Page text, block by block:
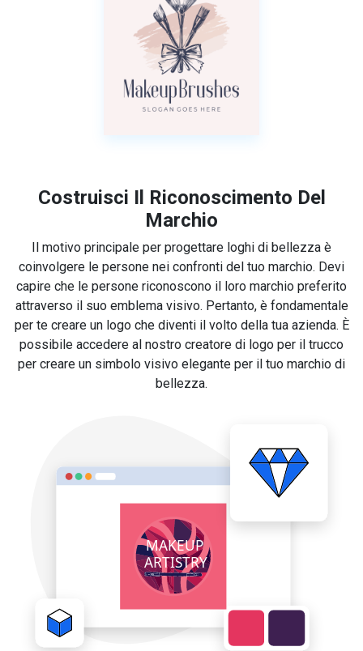
Costruisci Il Riconoscimento Del
Marchio
Il motivo principale per progettare loghi di bellezza è
coinvolgere le persone nei confronti del tuo marchio. Devi
capire che le persone riconoscono il loro marchio preferito
attraverso il suo emblema visivo. Pertanto, è fondamentale
per te creare un logo che diventi il volto della tua azienda. È
possibile accedere al nostro creatore di logo per il trucco
per creare un simbolo visivo elegante per il tuo marchio di
bellezza.